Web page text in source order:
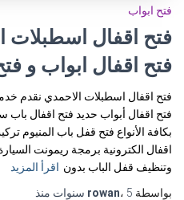
فتح ابواب
فتح اقفال ابواب و
فتح اقفال اسطبلات الاحمدي نقدم
فتح اقفال أبواب حديد فتح اقفال باب
بكافة الأنواع فتح قفل باب المنيوم
اقفال الكترونية برمجة ريمونت
وتنظيف قفل الباب بدون اقرأ المزيد
بواسطة
rowan، 5 سنوات منذ